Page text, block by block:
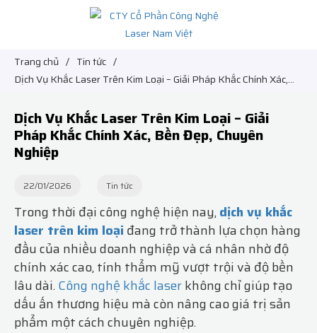
Trang chủ / Tin tức /
Dịch Vụ Khắc Laser Trên Kim Loại – Giải Pháp Khắc Chính Xác,
Dịch Vụ Khắc Laser Trên Kim Loại – Giải
Pháp Khắc Chính Xác, Bền Đẹp, Chuyên
Nghiệp
22/01/2026 Tin tức
Trong thời đại công nghệ hiện nay,dịch vụ khắc
laser trên kim loại đang trở thành lựa chọn hàng
đầu của nhiều doanh nghiệp và cá nhân nhờ độ
chính xác cao, tính thẩm mỹ vượt trội và độ bền
lâu dài.Công nghệ khắc laserkhông chỉ giúp tạo
dấu ấn thương hiệu mà còn nâng cao giá trị sản
phẩm một cách chuyên nghiệp.